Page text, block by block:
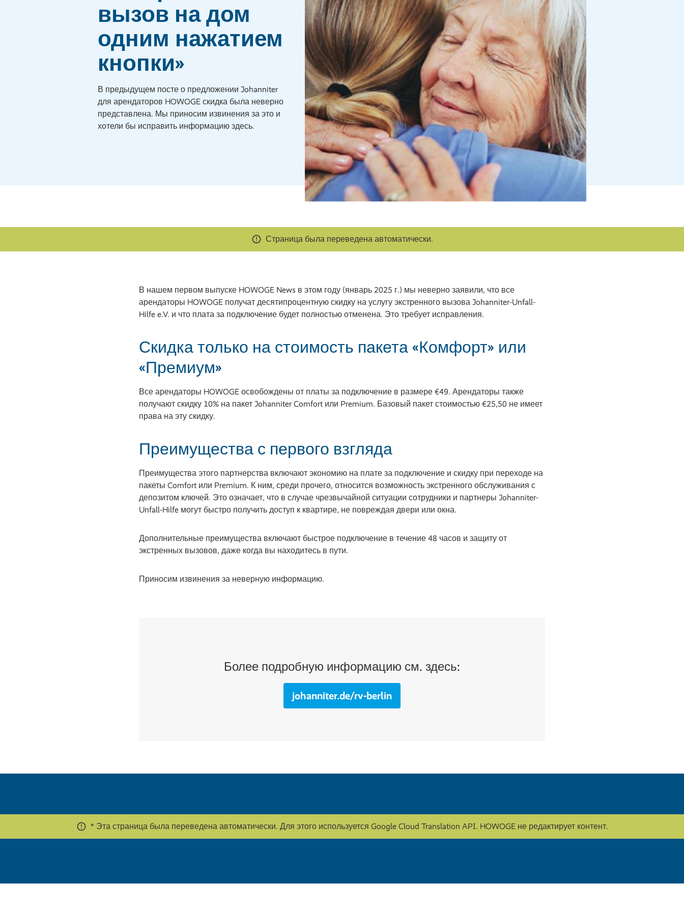
вызов на дом
одним нажатием
кнопки»
В предыдущем посте о предложении Johanniter
для арендаторов HOWOGE скидка была неверно
представлена. Мы приносим извинения за это и
хотели бы исправить информацию здесь.
Страница была переведена автоматически.
В нашем первом выпуске HOWOGE News в этом году (январь 2025 г.) мы неверно заявили, что все
арендаторы HOWOGE получат десятипроцентную скидку на услугу экстренного вызова Johanniter-Unfall-
Hilfe e.V. и что плата за подключение будет полностью отменена. Это требует исправления.
Скидка только на стоимость пакета «Комфорт» или
«Премиум»
Все арендаторы HOWOGE освобождены от платы за подключение в размере €49. Арендаторы также
получают скидку 10% на пакет Johanniter Comfort или Premium. Базовый пакет стоимостью €25,50 не имеет
права на эту скидку.
Преимущества с первого взгляда
Преимущества этого партнерства включают экономию на плате за подключение и скидку при переходе на
пакеты Comfort или Premium. К ним, среди прочего, относится возможность экстренного обслуживания с
депозитом ключей. Это означает, что в случае чрезвычайной ситуации сотрудники и партнеры Johanniter-
Unfall-Hilfe могут быстро получить доступ к квартире, не повреждая двери или окна.
Дополнительные преимущества включают быстрое подключение в течение 48 часов и защиту от
экстренных вызовов, даже когда вы находитесь в пути.
Приносим извинения за неверную информацию.
Более подробную информацию см. здесь:
johanniter.de/rv-berlin
* Эта страница была переведена автоматически. Для этого используется Google Cloud Translation API. HOWOGE не редактирует контент.